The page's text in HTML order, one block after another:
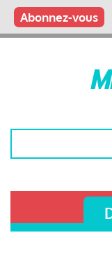
Aller
contenu
Main
Qui sommes nous ?
Vous publiez
Nous publions
Contactez-nous
Abonnez-vous